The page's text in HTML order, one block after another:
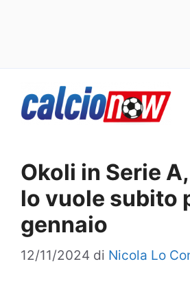
Okoli in Serie
lo vuole subito
gennaio
12/11/2024 di Nicola Lo